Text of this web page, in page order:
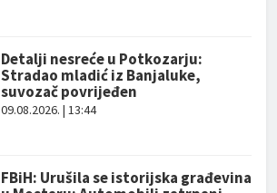
Detalji nesreće u Potkozarju:
Stradao mladić iz Banjaluke,
suvozač povrijeđen
09.08.2026. | 13:44
FBiH: Urušila se istorijska građevina